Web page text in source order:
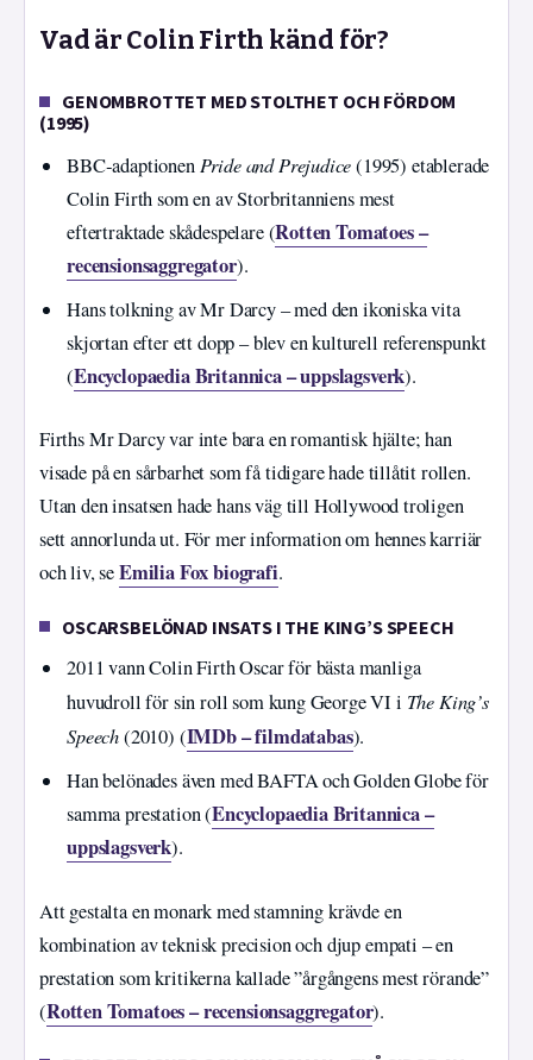
Vad är Colin Firth känd för?
GENOMBROTTET MED STOLTHET OCH FÖRDOM
(1995)
BBC‑adaptionen Pride and Prejudice(1995) etablerade
Colin Firth som en av Storbritanniens mest
eftertraktade skådespelare (Rotten Tomatoes –
recensionsaggregator).
Hans tolkning av Mr Darcy – med den ikoniska vita
skjortan efter ett dopp – blev en kulturell referenspunkt
(Encyclopaedia Britannica – uppslagsverk).
Firths Mr Darcy var inte bara en romantisk hjälte; han
visade på en sårbarhet som få tidigare hade tillåtit rollen.
Utan den insatsen hade hans väg till Hollywood troligen
sett annorlunda ut. För mer information om hennes karriär
och liv, seEmilia Fox biografi.
OSCARSBELÖNAD INSATS I THE KING’S SPEECH
2011 vann Colin Firth Oscar för bästa manliga
huvudroll för sin roll som kung George VI i The King’s
Speech(2010) (IMDb – filmdatabas).
Han belönades även med BAFTA och Golden Globe för
samma prestation (Encyclopaedia Britannica –
uppslagsverk).
Att gestalta en monark med stamning krävde en
kombination av teknisk precision och djup empati – en
prestation som kritikerna kallade ”årgångens mest rörande”
(Rotten Tomatoes – recensionsaggregator).